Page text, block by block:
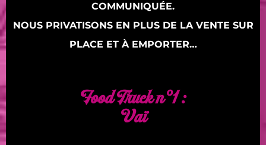
COMMUNIQUÉE.
NOUS PRIVATISONS EN PLUS DE LA VENTE SUR
PLACE ET À EMPORTER…
Food Truck n°1 :
Vaï